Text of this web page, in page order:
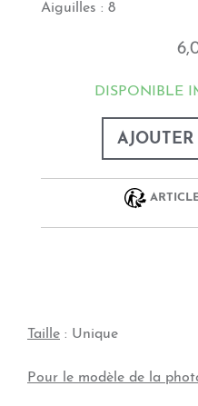
Aiguilles : 8
DISPONIBLE
Taille : Unique
Pour le modèle de la